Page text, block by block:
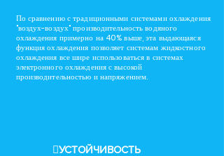
По сравнению с традиционными системами охлаждения
"воздух-воздух" производительность водяного
охлаждения примерно на 40% выше, эта выдающаяся
функция охлаждения позволяет системам жидкостного
охлаждения все шире использоваться в системах
электронного охлаждения с высокой
производительностью и напряжением.
УСТОЙЧИВОСТЬ